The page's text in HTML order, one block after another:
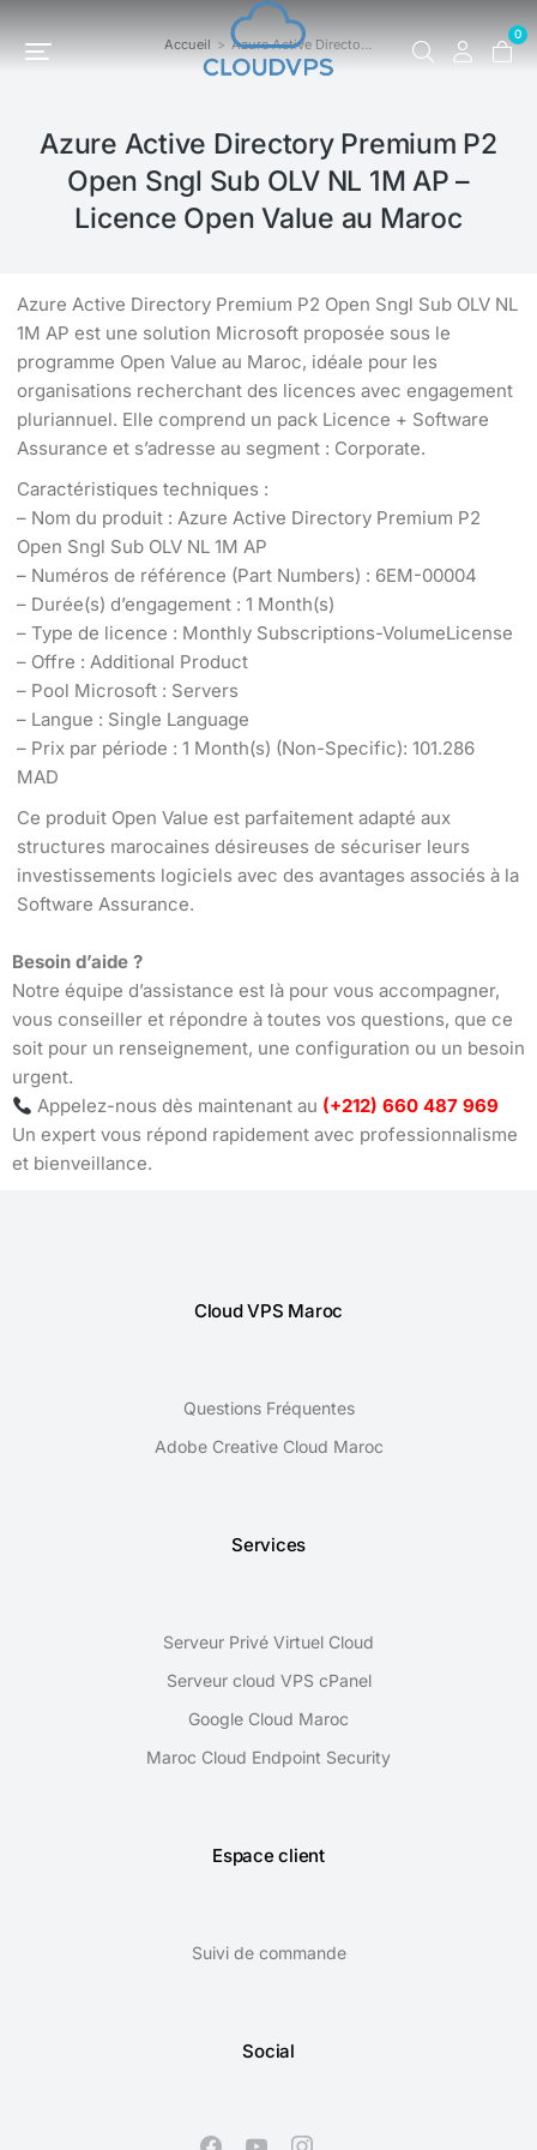
0
Vous êtes ici : Accueil Azure Active Directo…
Azure Active Directory Premium P2
Open Sngl Sub OLV NL 1M AP –
Licence Open Value au Maroc
Azure Active Directory Premium P2 Open Sngl Sub OLV NL
1M AP est une solution Microsoft proposée sous le
programme Open Value au Maroc, idéale pour les
organisations recherchant des licences avec engagement
pluriannuel. Elle comprend un pack Licence + Software
Assurance et s’adresse au segment : Corporate.
Caractéristiques techniques :
– Nom du produit : Azure Active Directory Premium P2
Open Sngl Sub OLV NL 1M AP
– Numéros de référence (Part Numbers) : 6EM-00004
– Durée(s) d’engagement : 1 Month(s)
– Type de licence : Monthly Subscriptions-VolumeLicense
– Offre : Additional Product
– Pool Microsoft : Servers
– Langue : Single Language
– Prix par période : 1 Month(s) (Non-Specific): 101.286
MAD
Ce produit Open Value est parfaitement adapté aux
structures marocaines désireuses de sécuriser leurs
investissements logiciels avec des avantages associés à la
Software Assurance.
Besoin d’aide ?
Notre équipe d’assistance est là pour vous accompagner,
vous conseiller et répondre à toutes vos questions, que ce
soit pour un renseignement, une configuration ou un besoin
urgent.
Appelez-nous dès maintenant au (+212) 660 487 969
Un expert vous répond rapidement avec professionnalisme
et bienveillance.
Cloud VPS Maroc
Questions Fréquentes
Adobe Creative Cloud Maroc
Services
Serveur Privé Virtuel Cloud
Serveur cloud VPS cPanel
Google Cloud Maroc
Maroc Cloud Endpoint Security
Espace client
Suivi de commande
Social